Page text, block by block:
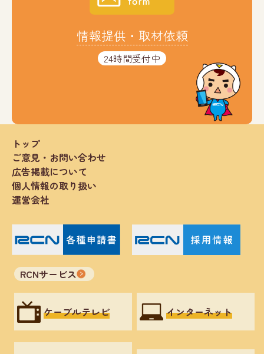
情報提供・取材依頼
24時間受付中
トップ
ご意見・お問い合わせ
広告掲載について
個人情報の取り扱い
運営会社
RCNサービス
ケーブルテレビ インターネット